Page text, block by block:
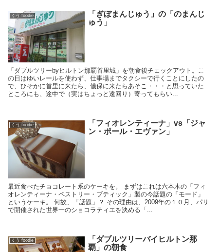
くう foodie
「ぎぼまんじゅう」の「のまんじ
ゅう」
「ダブルツリーbyヒルトン那覇首里城」を朝食後チェックアウト。こ
の日はゆいレールを使わず、仕事場までタクシーで行くことにしたの
で、ひそかに首里に来たら、儀保に来たらあそこ・・・と思っていた
ところにも、途中で（実はちょっと遠回り）寄ってもらい...
くう foodie
「フィオレンティーナ」vs「ジャ
ン・ポール・エヴァン」
最近食べたチョコレート系のケーキを。 まずはこれは六本木の「フィ
オレンティーナ・ペストリー・ブティック」製の今話題の「モード」
というケーキ。 何故、「話題」？ その理由は、2009年の１０月、パリ
で開催された世界一のショコラティエを決める「...
くう foodie
「ダブルツリーバイヒルトン那
覇」の朝食